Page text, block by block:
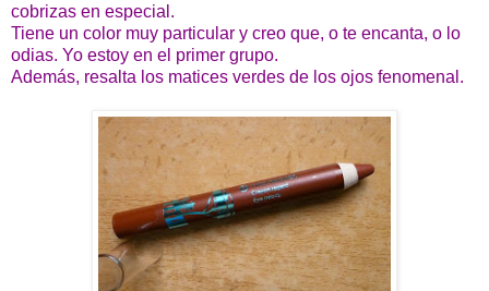
cobrizas en especial.
Tiene un color muy particular y creo que, o te encanta, o lo
odias. Yo estoy en el primer grupo.
Además, resalta los matices verdes de los ojos fenomenal.